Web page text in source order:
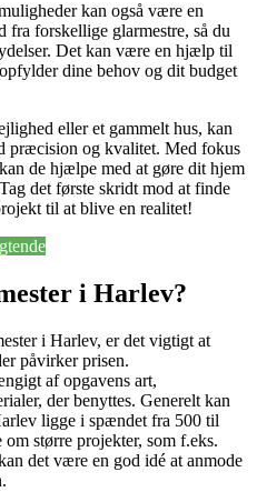
kan også være en
forskellige glarmestre, så du
Det kan være en hjælp til
dine behov og dit budget
eller et gammelt hus, kan
præcision og kvalitet. Med fokus
de hjælpe med at gøre dit hjem
det første skridt mod at finde
til at blive en realitet!
i Harlev?
i Harlev, er det vigtigt at
påvirker prisen.
af opgavens art,
der benyttes. Generelt kan
ligge i spændet fra 500 til
større projekter, som f.eks.
det være en god idé at anmode